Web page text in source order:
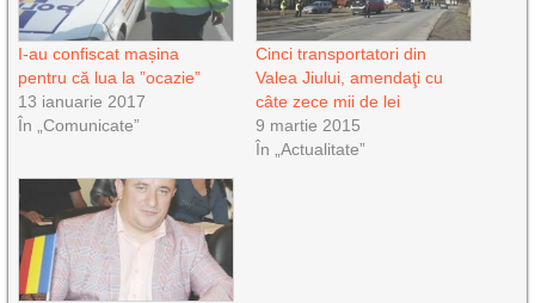
I-au confiscat mașina
pentru că lua la ”ocazie”
13 ianuarie 2017
În „Comunicate”
Cinci transportatori din
Valea Jiului, amendaţi cu
câte zece mii de lei
9 martie 2015
În „Actualitate”